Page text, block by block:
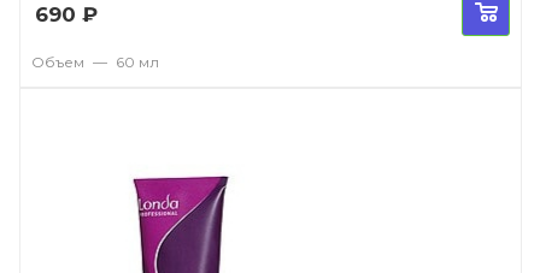
690 ₽
Объем — 60 мл